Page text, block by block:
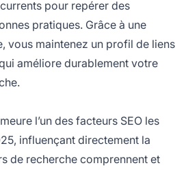
pour repérer des
pratiques. Grâce à une
vous maintenez un profil de liens
améliore durablement votre
l’un des facteurs SEO les
influençant directement la
de recherche comprennent et